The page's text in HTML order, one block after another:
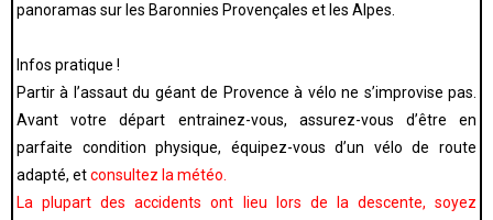
panoramas sur les Baronnies Provençales et les Alpes.
Infos pratique !
Partir à l’assaut du géant de Provence à vélo ne s’improvise pas.
Avant votre départ entrainez-vous, assurez-vous d’être en
parfaite condition physique, équipez-vous d’un vélo de route
adapté, etconsultez la météo.
La plupart des accidents ont lieu lors de la descente, soyez